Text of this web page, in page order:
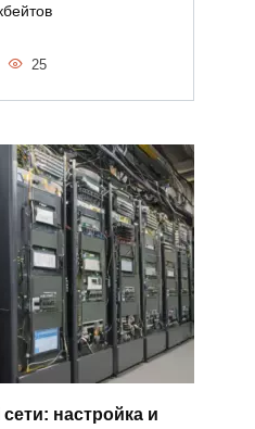
25
настройка и